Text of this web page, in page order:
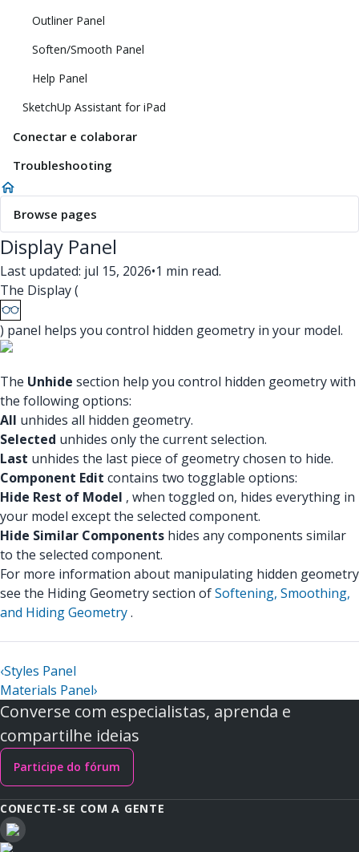
Outliner Panel
Soften/Smooth Panel
Help Panel
SketchUp Assistant for iPad
Conectar e colaborar
Troubleshooting
Browse pages
Display Panel
Last updated: jul 15, 2026•1 min read.
The Display (
) panel helps you control hidden geometry in your model.
The Unhide section help you control hidden geometry with
the following options:
All unhides all hidden geometry.
Selected unhides only the current selection.
Last unhides the last piece of geometry chosen to hide.
Component Edit contains two togglable options:
Hide Rest of Model , when toggled on, hides everything in
your model except the selected component.
Hide Similar Components hides any components similar
to the selected component.
For more information about manipulating hidden geometry
see the Hiding Geometry section ofSoftening, Smoothing,
and Hiding Geometry.
‹Styles Panel
Materials Panel›
Converse com especialistas, aprenda e
compartilhe ideias
Participe do fórum
CONECTE-SE COM A GENTE